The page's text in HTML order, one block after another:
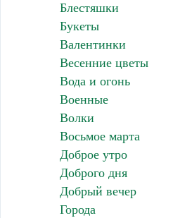
Блестяшки
Букеты
Валентинки
Весенние цветы
Вода и огонь
Военные
Волки
Восьмое марта
Доброе утро
Доброго дня
Добрый вечер
Города